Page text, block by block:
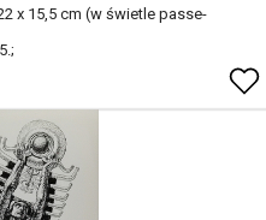
x 15,5 cm (w świetle passe-